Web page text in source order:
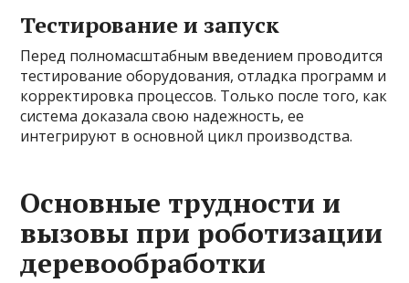
Тестирование и запуск
Перед полномасштабным введением проводится
тестирование оборудования, отладка программ и
корректировка процессов. Только после того, как
система доказала свою надежность, ее
интегрируют в основной цикл производства.
Основные трудности и
вызовы при роботизации
деревообработки